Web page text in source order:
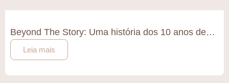
Beyond The Story: Uma história dos 10 anos de…
Leia mais